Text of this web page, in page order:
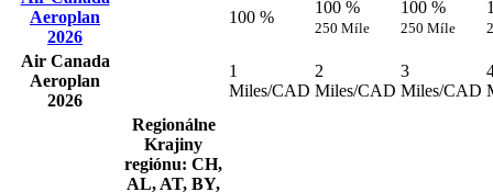
Aeroplan
2026
100 %
100 %
250 Míle
100 %
250 Míle
Air Canada
Aeroplan
2026
1
Miles/CAD
2
Miles/CAD
3
Miles/CAD
Regionálne
Krajiny
regiónu: CH,
AL, AT, BY,